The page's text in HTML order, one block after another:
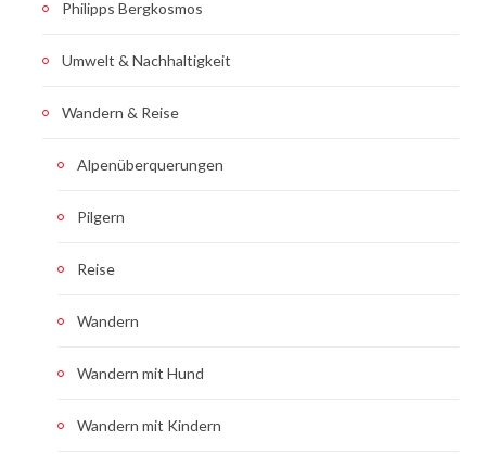
Philipps Bergkosmos
Umwelt & Nachhaltigkeit
Wandern & Reise
Alpenüberquerungen
Pilgern
Reise
Wandern
Wandern mit Hund
Wandern mit Kindern